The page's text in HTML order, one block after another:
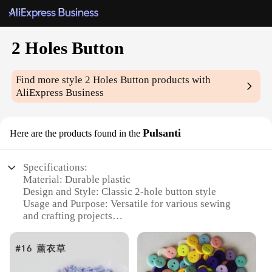
2 Holes Button
Find more style2 Holes Button products with
AliExpress Business
Here are the products found in the Pulsanti
Specifications:
Material: Durable plastic
Design and Style: Classic 2-hole button style
Usage and Purpose: Versatile for various sewing
and crafting projects
Performance and Property: Strong and reliable
button fastening
Applicable People: Ideal for sewing enthusiasts,